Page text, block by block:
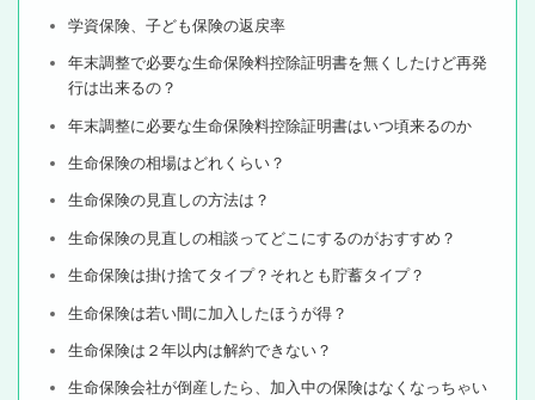
学資保険、子ども保険の返戻率
年末調整で必要な生命保険料控除証明書を無くしたけど再発
行は出来るの？
年末調整に必要な生命保険料控除証明書はいつ頃来るのか
生命保険の相場はどれくらい？
生命保険の見直しの方法は？
生命保険の見直しの相談ってどこにするのがおすすめ？
生命保険は掛け捨てタイプ？それとも貯蓄タイプ？
生命保険は若い間に加入したほうが得？
生命保険は２年以内は解約できない？
生命保険会社が倒産したら、加入中の保険はなくなっちゃい